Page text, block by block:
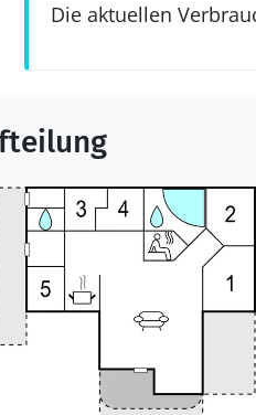
Die aktuellen